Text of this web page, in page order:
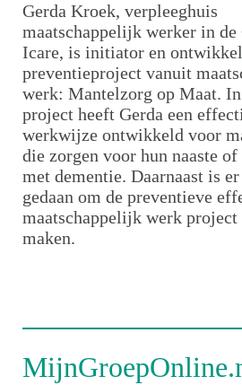
Gerda Kroek, verpleeghuis
maatschappelijk werker in de
Icare, is initiator en
preventieproject vanuit
werk: Mantelzorg op Maat.
project heeft Gerda een
werkwijze ontwikkeld voor
die zorgen voor hun naaste
met dementie. Daarnaast is
gedaan om de preventieve
maatschappelijk werk project
maken.